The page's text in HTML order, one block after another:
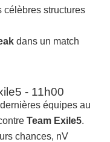
célèbres structures
dans un match
- 11h00
équipes au
Team Exile5.
chances, nV